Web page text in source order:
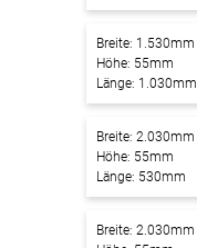
Breite: 1.530mm
Höhe: 55mm
Länge: 1.030mm
Breite: 2.030mm
Höhe: 55mm
Länge: 530mm
Breite: 2.030mm